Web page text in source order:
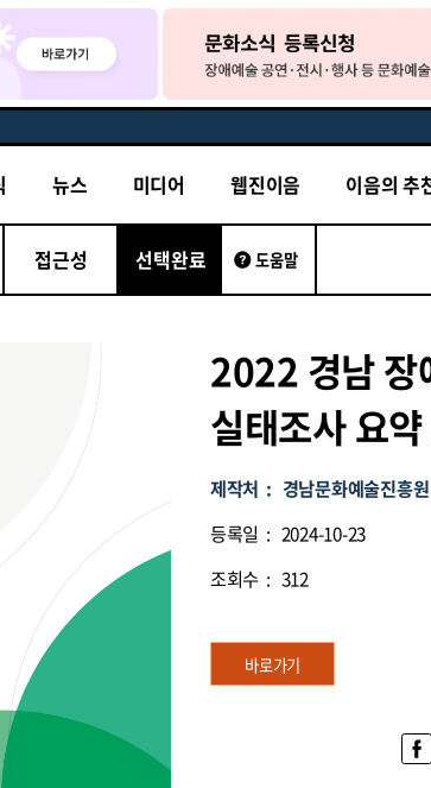
뉴스 미디어 웹진이음 이음의 추
접근성 선택완료 도움말
2022 경남 장
실태조사 요
제작처 : 경남문화예술진흥원
등록일 : 2024-10-23
조회수 : 312
바로가기